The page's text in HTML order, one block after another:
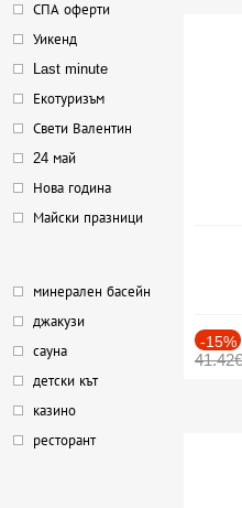
СПА оферти
Уикенд
Last minute
Екотуризъм
Свети Валентин
24 май
Нова година
Майски празници
минерален басейн
джакузи
сауна
детски кът
казино
ресторант
-15%
41.42€